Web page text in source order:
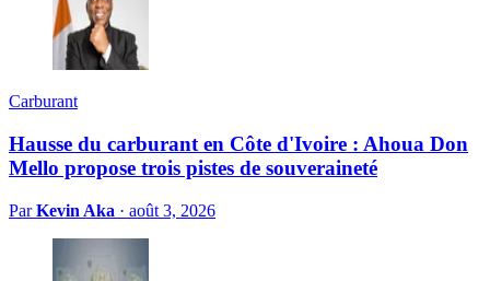
Carburant
Hausse du carburant en Côte d'Ivoire : Ahoua Don
Mello propose trois pistes de souveraineté
ParKevin Aka · août 3, 2026